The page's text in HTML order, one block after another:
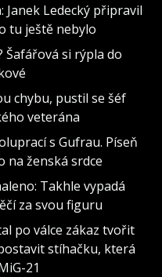
Janek Ledecký připravil
tu ještě nebylo
Šafářová si rýpla do
chybu, pustil se šéf
veterána
s Gufrau. Píseň
na ženská srdce
Takhle vypadá
za svou figuru
po válce zákaz tvořit
stíhačku, která
21